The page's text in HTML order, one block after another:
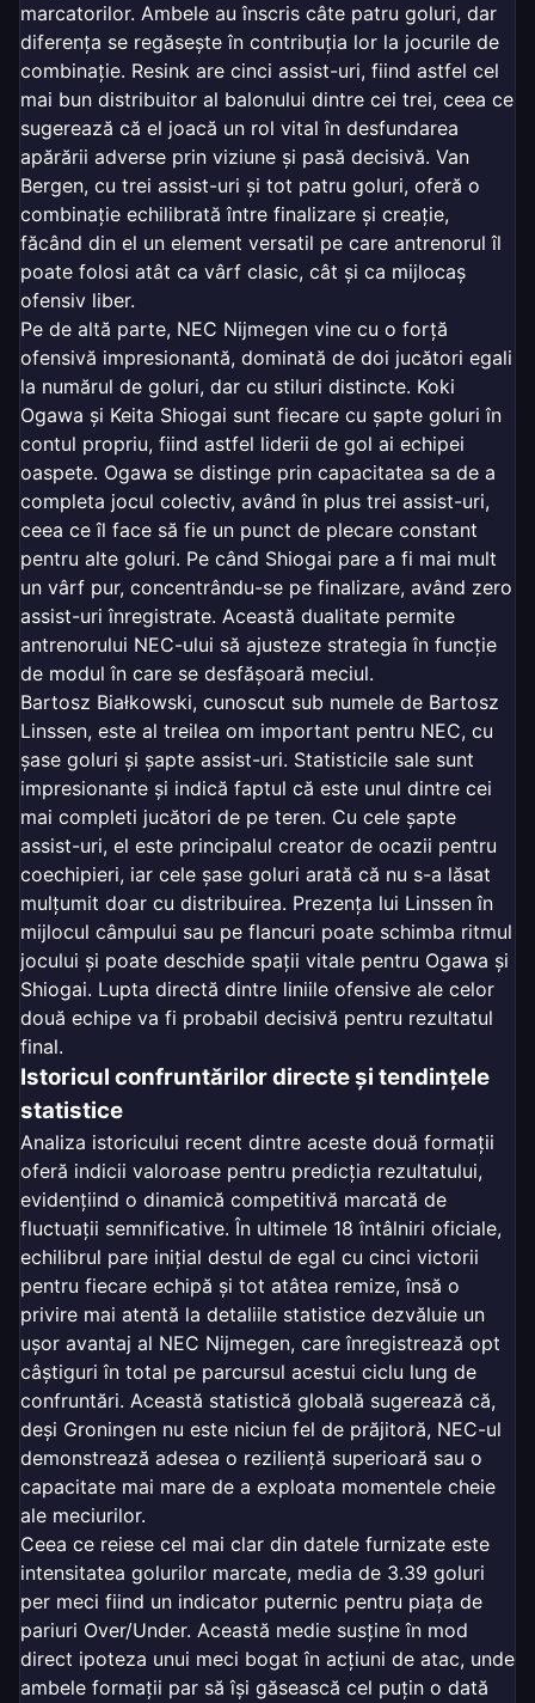
marcatorilor. Ambele au înscris câte patru goluri, dar
diferența se regăsește în contribuția lor la jocurile de
combinație. Resink are cinci assist-uri, fiind astfel cel
mai bun distribuitor al balonului dintre cei trei, ceea ce
sugerează că el joacă un rol vital în desfundarea
apărării adverse prin viziune și pasă decisivă. Van
Bergen, cu trei assist-uri și tot patru goluri, oferă o
combinație echilibrată între finalizare și creație,
făcând din el un element versatil pe care antrenorul îl
poate folosi atât ca vârf clasic, cât și ca mijlocaș
ofensiv liber.
Pe de altă parte, NEC Nijmegen vine cu o forță
ofensivă impresionantă, dominată de doi jucători egali
la numărul de goluri, dar cu stiluri distincte. Koki
Ogawa și Keita Shiogai sunt fiecare cu șapte goluri în
contul propriu, fiind astfel liderii de gol ai echipei
oaspete. Ogawa se distinge prin capacitatea sa de a
completa jocul colectiv, având în plus trei assist-uri,
ceea ce îl face să fie un punct de plecare constant
pentru alte goluri. Pe când Shiogai pare a fi mai mult
un vârf pur, concentrându-se pe finalizare, având zero
assist-uri înregistrate. Această dualitate permite
antrenorului NEC-ului să ajusteze strategia în funcție
de modul în care se desfășoară meciul.
Bartosz Białkowski, cunoscut sub numele de Bartosz
Linssen, este al treilea om important pentru NEC, cu
șase goluri și șapte assist-uri. Statisticile sale sunt
impresionante și indică faptul că este unul dintre cei
mai completi jucători de pe teren. Cu cele șapte
assist-uri, el este principalul creator de ocazii pentru
coechipieri, iar cele șase goluri arată că nu s-a lăsat
mulțumit doar cu distribuirea. Prezența lui Linssen în
mijlocul câmpului sau pe flancuri poate schimba ritmul
jocului și poate deschide spații vitale pentru Ogawa și
Shiogai. Lupta directă dintre liniile ofensive ale celor
două echipe va fi probabil decisivă pentru rezultatul
final.
Istoricul confruntărilor directe și tendințele
statistice
Analiza istoricului recent dintre aceste două formații
oferă indicii valoroase pentru predicția rezultatului,
evidențiind o dinamică competitivă marcată de
fluctuații semnificative. În ultimele 18 întâlniri oficiale,
echilibrul pare inițial destul de egal cu cinci victorii
pentru fiecare echipă și tot atâtea remize, însă o
privire mai atentă la detaliile statistice dezvăluie un
ușor avantaj al NEC Nijmegen, care înregistrează opt
câștiguri în total pe parcursul acestui ciclu lung de
confruntări. Această statistică globală sugerează că,
deși Groningen nu este niciun fel de prăjitoră, NEC-ul
demonstrează adesea o reziliență superioară sau o
capacitate mai mare de a exploata momentele cheie
ale meciurilor.
Ceea ce reiese cel mai clar din datele furnizate este
intensitatea golurilor marcate, media de 3.39 goluri
per meci fiind un indicator puternic pentru piața de
pariuri Over/Under. Această medie susține în mod
direct ipoteza unui meci bogat în acțiuni de atac, unde
ambele formații par să își găsească cel puțin o dată